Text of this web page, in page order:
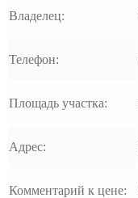
Владелец:
Телефон:
Площадь участка:
Адрес:
Комментарий к цене: